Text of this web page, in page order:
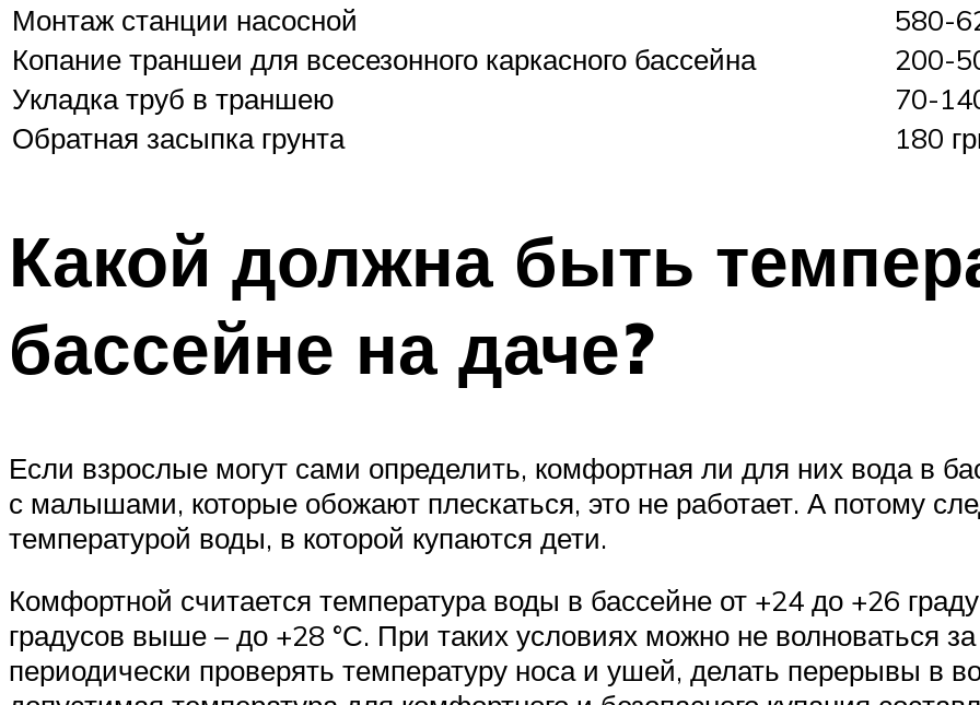
Монтаж станции насосной
580-
Копание траншеи для всесезонного каркасного бассейна
200-
Укладка труб в траншею
70-
Обратная засыпка грунта
180
Какой должна быть
бассейне на даче?
Если взрослые могут сами определить, комфортная ли для них вода в
с малышами, которые обожают плескаться, это не работает. А потому
температурой воды, в которой купаются дети.
Комфортной считается температура воды в бассейне от +24 до +26
градусов выше – до +28 °С. При таких условиях можно не волноваться
периодически проверять температуру носа и ушей, делать перерывы в